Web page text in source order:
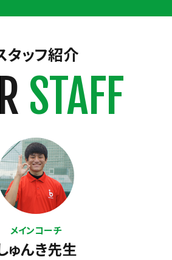
タッフ紹介
STAFF
メインコーチ
ゅんき先生